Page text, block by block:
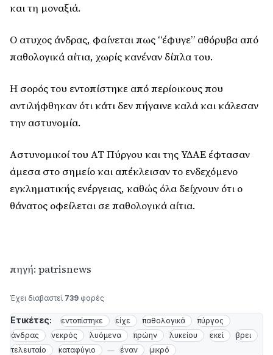
και τη μοναξιά.
Ο ατυχος άνδρας, φαίνεται πως “έφυγε” αθόρυβα από
παθολογικά αίτια, χωρίς κανέναν δίπλα του.
Η σορός του εντοπίστηκε από περίοικους που
αντιλήφθηκαν ότι κάτι δεν πήγαινε καλά και κάλεσαν
την αστυνομία.
Αστυνομικοί του ΑΤ Πύργου και της ΥΔΑΕ έφτασαν
άμεσα στο σημείο και απέκλεισαν το ενδεχόμενο
εγκληματικής ενέργειας, καθώς όλα δείχνουν ότι ο
θάνατος οφείλεται σε παθολογικά αίτια.
πηγή: patrisnews
Έχει διαβαστεί 739 φορές
Ετικέτες: εντοπίστηκε είχε παθολογικά
πύργος
άνδρας
νεκρός λυόμενα πρώην λυκείου εκεί
βρει
τελευταίο
καταφύγιο έναν μικρό